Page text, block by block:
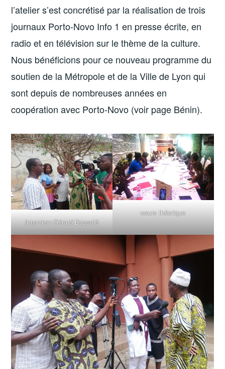
l’atelier s’est concrétisé par la réalisation de trois
journaux Porto-Novo Info 1 en presse écrite, en
radio et en télévision sur le thème de la culture.
Nous bénéficions pour ce nouveau programme du
soutien de la Métropole et de la Ville de Lyon qui
sont depuis de nombreuses années en
coopération avec Porto-Novo (voir page Bénin).
Interview Gérard Bassalé
cours théorique